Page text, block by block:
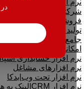
نرم افزار حسابداری هلو
شرکتی
فروشگاهی
تولیدی
جامع و صنعتی
امکانات افزودنی ( کیت
نرم افزار حسابداری
نرم افزارهای مشاغل
نرم افزار تحت وب|بدکا
نرم افزار CRM|لینک به هلو